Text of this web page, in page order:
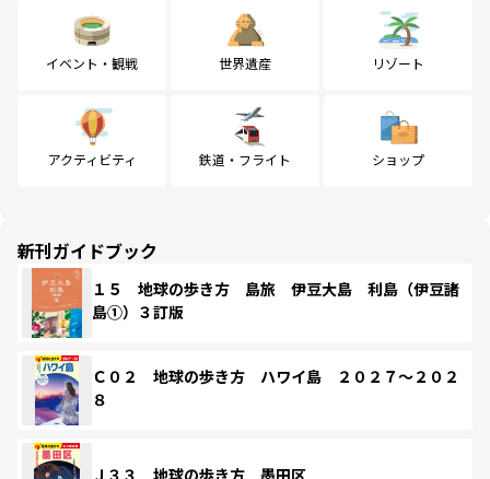
イベント・観戦 世界遺産 リゾート
アクティビティ 鉄道・フライト ショップ
新刊ガイドブック
１５ 地球の歩き方 島旅 伊豆大島 利島（伊豆諸
島①）３訂版
Ｃ０２ 地球の歩き方 ハワイ島 ２０２７～２０２
８